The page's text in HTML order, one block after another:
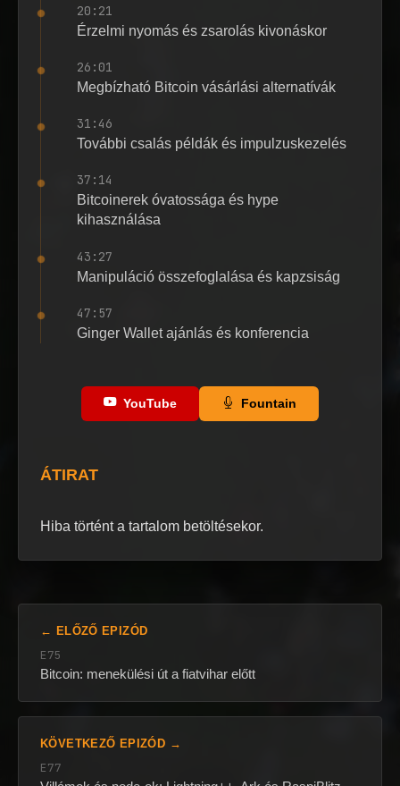
20:21
Érzelmi nyomás és zsarolás kivonáskor
26:01
Megbízható Bitcoin vásárlási alternatívák
31:46
További csalás példák és impulzuskezelés
37:14
Bitcoinerek óvatossága és hype
kihasználása
43:27
Manipuláció összefoglalása és kapzsiság
47:57
Ginger Wallet ajánlás és konferencia
YouTube Fountain
ÁTIRAT
Hiba történt a tartalom betöltésekor.
← ELŐZŐ EPIZÓD
E75
Bitcoin: menekülési út a fiatvihar előtt
KÖVETKEZŐ EPIZÓD →
E77